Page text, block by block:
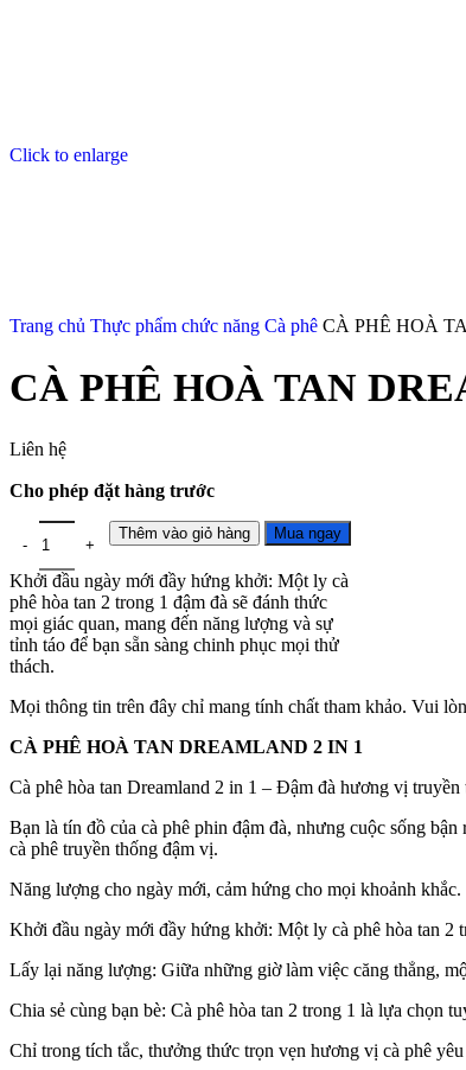
Click to enlarge
Trang chủ Thực phẩm chức năng Cà phê CÀ PHÊ HOÀ
CÀ PHÊ HOÀ TAN
Liên hệ
Cho phép đặt hàng trước
Thêm vào giỏ hàng Mua ngay
Khởi đầu ngày mới đầy hứng khởi: Một ly cà
phê hòa tan 2 trong 1 đậm đà sẽ đánh thức
mọi giác quan, mang đến năng lượng và sự
tỉnh táo để bạn sẵn sàng chinh phục mọi thử
thách.
Mọi thông tin trên đây chỉ mang tính chất tham khảo. Vui
CÀ PHÊ HOÀ TAN DREAMLAND 2 IN 1
Cà phê hòa tan Dreamland 2 in 1 – Đậm đà hương vị
Bạn là tín đồ của cà phê phin đậm đà, nhưng cuộc sống
cà phê truyền thống đậm vị.
Năng lượng cho ngày mới, cảm hứng cho mọi khoảnh khắc.
Khởi đầu ngày mới đầy hứng khởi: Một ly cà phê hòa tan 2
Lấy lại năng lượng: Giữa những giờ làm việc căng thẳng,
Chia sẻ cùng bạn bè: Cà phê hòa tan 2 trong 1 là lựa chọn
Chỉ trong tích tắc, thưởng thức trọn vẹn hương vị cà phê